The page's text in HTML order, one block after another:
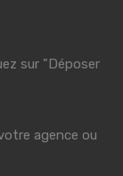
sur "Déposer
agence ou